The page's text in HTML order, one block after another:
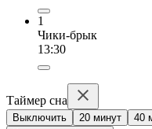
1
Чики-брык
13:30
Таймер сна
Выключить 20 минут 40